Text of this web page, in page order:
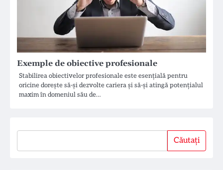
Exemple de obiective profesionale
Stabilirea obiectivelor profesionale este esențială pentru
oricine dorește să-și dezvolte cariera și să-și atingă potențialul
maxim în domeniul său de…
Căutați